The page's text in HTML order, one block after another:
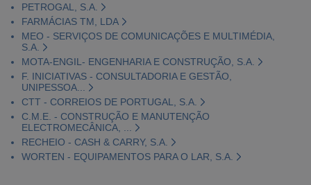
PETROGAL, S.A.
FARMÁCIAS TM, LDA
MEO - SERVIÇOS DE COMUNICAÇÕES E MULTIMÉDIA,
S.A.
MOTA-ENGIL- ENGENHARIA E CONSTRUÇÃO, S.A.
F. INICIATIVAS - CONSULTADORIA E GESTÃO,
UNIPESSOA...
CTT - CORREIOS DE PORTUGAL, S.A.
C.M.E. - CONSTRUÇÃO E MANUTENÇÃO
ELECTROMECÂNICA, ...
RECHEIO - CASH & CARRY, S.A.
WORTEN - EQUIPAMENTOS PARA O LAR, S.A.